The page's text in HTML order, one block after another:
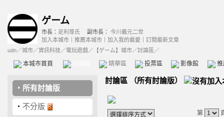
ゲーム
市長： 足利尊氏 副市長： 今川義元二世
加入本城市
推薦本城市 加入我的最愛
訂閱最新文章
udn／城市／資訊科技 ／電玩遊戲／ 【ゲーム】城市／討論區／
本城市首頁 精華區 投票區 影像館
‧ 所有討論版
‧ 不分版
討論區 （所有討論版）
第